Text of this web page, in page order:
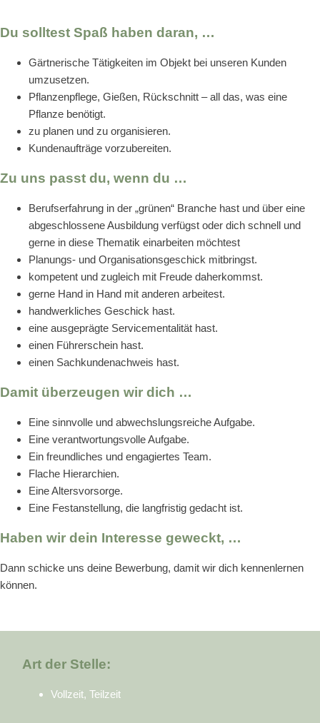
Du solltest Spaß haben daran, …
Gärtnerische Tätigkeiten im Objekt bei unseren Kunden
umzusetzen.
Pflanzenpflege, Gießen, Rückschnitt – all das, was eine
Pflanze benötigt.
zu planen und zu organisieren.
Kundenaufträge vorzubereiten.
Zu uns passt du, wenn du …
Berufserfahrung in der „grünen“ Branche hast und über eine
abgeschlossene Ausbildung verfügst oder dich schnell und
gerne in diese Thematik einarbeiten möchtest
Planungs- und Organisationsgeschick mitbringst.
kompetent und zugleich mit Freude daherkommst.
gerne Hand in Hand mit anderen arbeitest.
handwerkliches Geschick hast.
eine ausgeprägte Servicementalität hast.
einen Führerschein hast.
einen Sachkundenachweis hast.
Damit überzeugen wir dich …
Eine sinnvolle und abwechslungsreiche Aufgabe.
Eine verantwortungsvolle Aufgabe.
Ein freundliches und engagiertes Team.
Flache Hierarchien.
Eine Altersvorsorge.
Eine Festanstellung, die langfristig gedacht ist.
Haben wir dein Interesse geweckt, …
Dann schicke uns deine Bewerbung, damit wir dich kennenlernen
können.
Art der Stelle:
Vollzeit, Teilzeit